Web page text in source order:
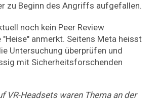
zu Beginn des Angriffs aufgefallen.
noch kein Peer Review
anmerkt. Seitens Meta heisst
Untersuchung überprüfen und
mit Sicherheitsforschenden
VR-Headsets waren Thema an der